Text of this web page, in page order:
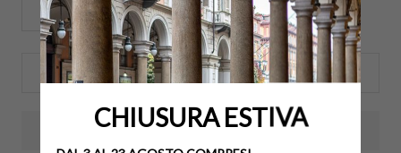
AGGIUNGI AL CARRELLO
CHIUSURA ESTIVA